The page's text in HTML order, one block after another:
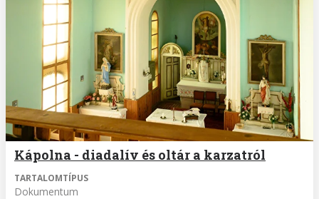
Kápolna - diadalív és oltár a karzatról
TARTALOMTÍPUS
Dokumentum